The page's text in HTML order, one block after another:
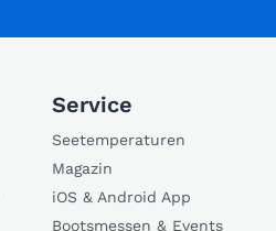
Service
Seetemperaturen
Magazin
iOS & Android App
Bootsmessen & Events